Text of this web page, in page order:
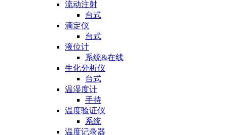
流动注射
台式
滴定仪
台式
液位计
系统&在线
生化分析仪
台式
温湿度计
手持
温度验证仪
系统
温度记录器